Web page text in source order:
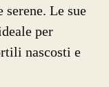
Le sue
per
nascosti e